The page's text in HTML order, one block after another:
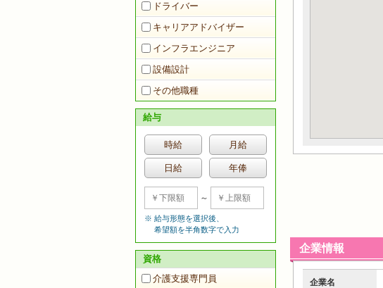
ドライバー
キャリアアドバイザー
インフラエンジニア
設備設計
その他職種
給与
時給 月給
日給 年俸
～
給与形態を選択後、
希望額を半角数字で入力
資格
介護支援専門員
企業情報
企業名